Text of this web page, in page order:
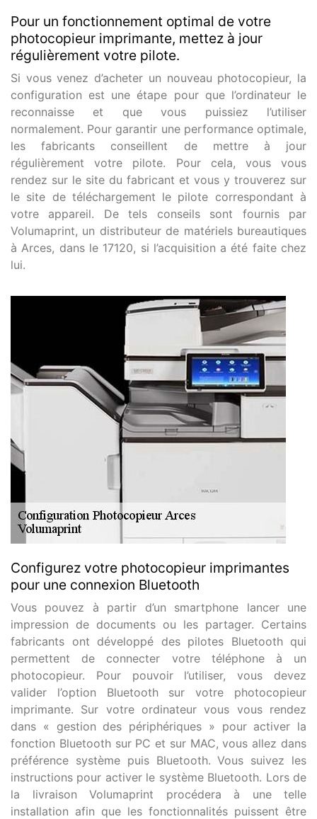
Pour un fonctionnement optimal de votre
photocopieur imprimante, mettez à jour
régulièrement votre pilote.
Si vous venez d’acheter un nouveau photocopieur, la
configuration est une étape pour que l’ordinateur le
reconnaisse et que vous puissiez l’utiliser
normalement. Pour garantir une performance optimale,
les fabricants conseillent de mettre à jour
régulièrement votre pilote. Pour cela, vous vous
rendez sur le site du fabricant et vous y trouverez sur
le site de téléchargement le pilote correspondant à
votre appareil. De tels conseils sont fournis par
Volumaprint, un distributeur de matériels bureautiques
à Arces, dans le 17120, si l’acquisition a été faite chez
lui.
Configurez votre photocopieur imprimantes
pour une connexion Bluetooth
Vous pouvez à partir d’un smartphone lancer une
impression de documents ou les partager. Certains
fabricants ont développé des pilotes Bluetooth qui
permettent de connecter votre téléphone à un
photocopieur. Pour pouvoir l’utiliser, vous devez
valider l’option Bluetooth sur votre photocopieur
imprimante. Sur votre ordinateur vous vous rendez
dans « gestion des périphériques » pour activer la
fonction Bluetooth sur PC et sur MAC, vous allez dans
préférence système puis Bluetooth. Vous suivez les
instructions pour activer le système Bluetooth. Lors de
la livraison Volumaprint procédera à une telle
installation afin que les fonctionnalités puissent être